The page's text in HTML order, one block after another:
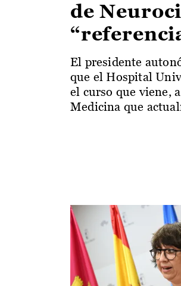
de
El presidente
que el Hospital
el curso que viene,
Medicina que